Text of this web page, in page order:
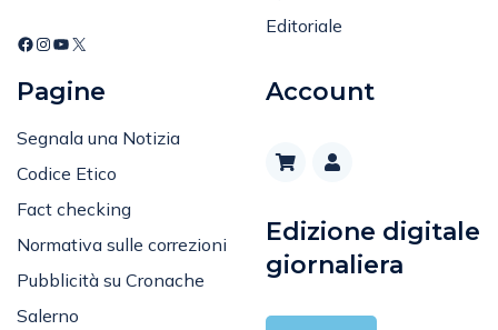
Editoriale
Pagine
Segnala una Notizia
Codice Etico
Fact checking
Normativa sulle correzioni
Pubblicità su Cronache
Salerno
Account
Edizione digitale
giornaliera